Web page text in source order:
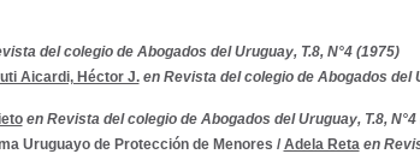
del colegio de Abogados del Uruguay, T.8, N°4 (1975)
Aicardi, Héctor J. en Revista del colegio de Abogados del
en Revista del colegio de Abogados del Uruguay, T.8, N°4
Uruguayo de Protección de Menores / Adela Reta en